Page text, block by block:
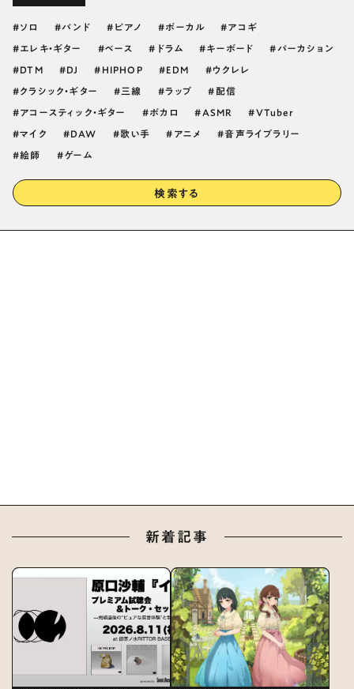
ソロ バンド ピアノ ボーカル アコギ
エレキ・ギター ベース ドラム キーボード パーカション
DTM DJ HIPHOP EDM ウクレレ
クラシック・ギター 三線 ラップ 配信
アコースティック・ギター ボカロ ASMR VTuber
マイク DAW 歌い手 アニメ 音声ライブラリー
絵師 ゲーム
検索する
新着記事